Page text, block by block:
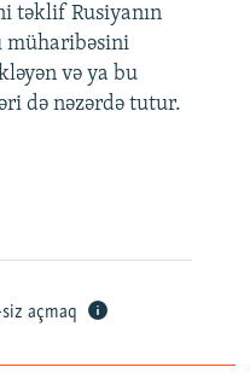
təklif Rusiyanın
müharibəsini
və ya bu
də nəzərdə tutur.
açmaq